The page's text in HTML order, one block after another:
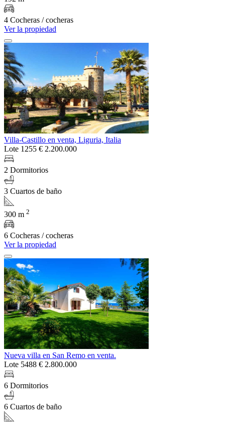
4 Cocheras / cocheras
Ver la propiedad
Villa-Castillo en venta, Liguria, Italia
Lote 1255 € 2.200.000
2 Dormitorios
3 Cuartos de baño
300 m 2
6 Cocheras / cocheras
Ver la propiedad
Nueva villa en San Remo en venta.
Lote 5488 € 2.800.000
6 Dormitorios
6 Cuartos de baño